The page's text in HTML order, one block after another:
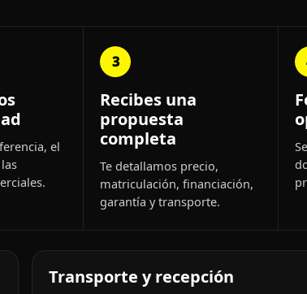
el
3
Recibes una
propuesta
completa
Te detallamos precio,
matriculación, financiación,
garantía y transporte.
Transporte y recepción